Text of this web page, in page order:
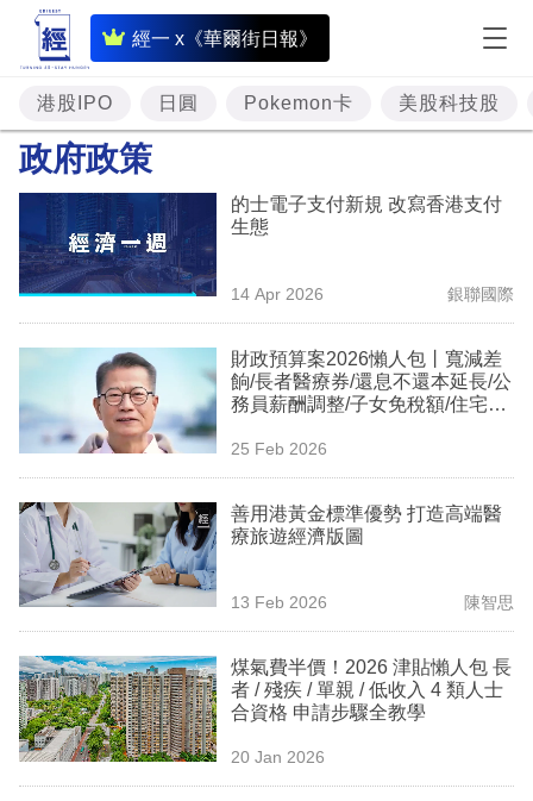
經一 x《華爾街日報》
即
時
財
經
題
投
資
樓
市
理
商
業
科
技
職
場
生
港股IPO 日圓 Pokemon卡 美股科技股
政府政策
的士電子支付新規 改寫香港支付
生態
14 Apr 2026 銀聯國際
財政預算案2026懶人包丨寬減差
餉/長者醫療券/還息不還本延長/公
務員薪酬調整/子女免稅額/住宅印
25 Feb 2026
善用港黃金標準優勢 打造高端醫
療旅遊經濟版圖
13 Feb 2026 陳智思
煤氣費半價！2026 津貼懶人包 長
者 / 殘疾 / 單親 / 低收入 4 類人士
合資格 申請步驟全教學
20 Jan 2026